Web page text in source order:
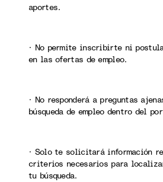
aportes.
· No permite inscribirte ni
en las ofertas de empleo.
· No responderá a preguntas
búsqueda de empleo dentro del
· Solo te solicitará información
criterios necesarios para
tu búsqueda.